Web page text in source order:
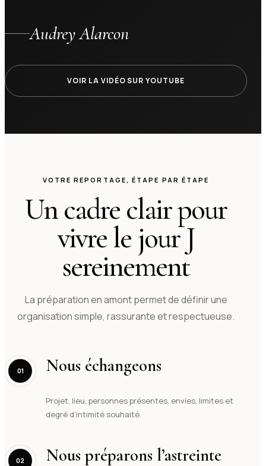
Audrey Alarcon
VOIR LA VIDÉO SUR YOUTUBE
VOTRE REPORTAGE, ÉTAPE PAR ÉTAPE
Un cadre clair pour
vivre le jour J
sereinement
La préparation en amont permet de définir une
organisation simple, rassurante et respectueuse.
01 Nous échangeons
Projet, lieu, personnes présentes, envies, limites et
degré d’intimité souhaité.
02 Nous préparons l’astreinte